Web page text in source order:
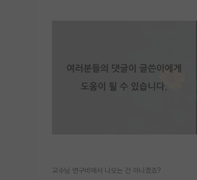
교수님 연구비에서 나오는 건 아니겠죠?